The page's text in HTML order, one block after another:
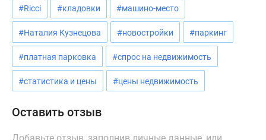
#Ricci #кладовки #машино-место
#Наталия Кузнецова #новостройки #паркинг
#платная парковка #спрос на недвижимость
#статистика и цены #цены недвижимость
Оставить отзыв